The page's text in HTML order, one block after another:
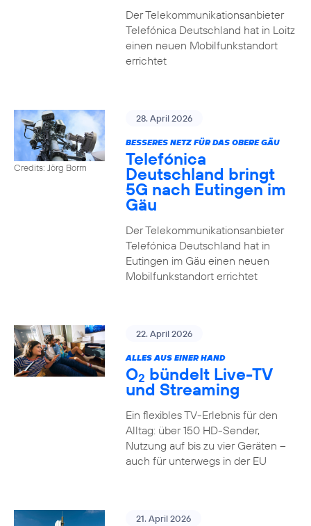
Der Telekommunikationsanbieter
Telefónica Deutschland hat in Loitz
einen neuen Mobilfunkstandort
errichtet
Credits: Jörg Borm
28. April 2026
BESSERES NETZ FÜR DAS OBERE GÄU
Telefónica
Deutschland bringt
5G nach Eutingen im
Gäu
Der Telekommunikationsanbieter
Telefónica Deutschland hat in
Eutingen im Gäu einen neuen
Mobilfunkstandort errichtet
22. April 2026
ALLES AUS EINER HAND
O2 bündelt Live-TV
und Streaming
Ein flexibles TV-Erlebnis für den
Alltag: über 150 HD-Sender,
Nutzung auf bis zu vier Geräten –
auch für unterwegs in der EU
21. April 2026